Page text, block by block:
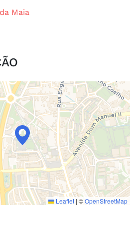
Maia
Leaflet | ©OpenStreetMap